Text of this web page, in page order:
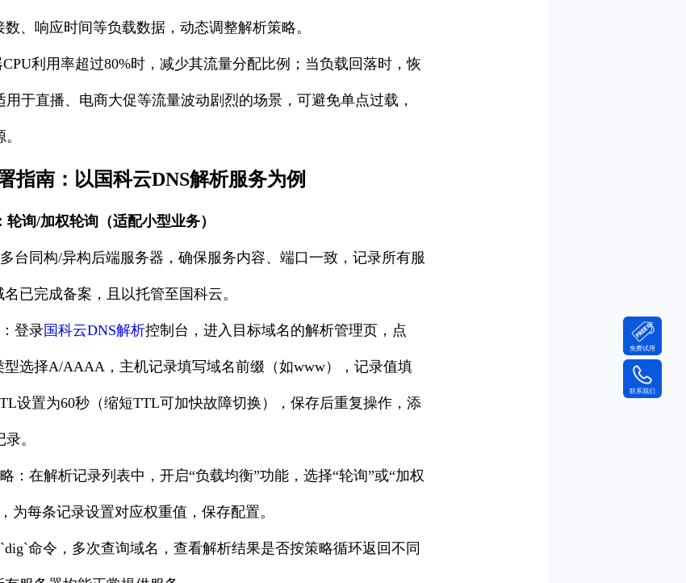
、响应时间等负载数据，动态调整解析策略。
利用率超过80%时，减少其流量分配比例；当负载回落时，恢
于直播、电商大促等流量波动剧烈的场景，可避免单点过载，
指南：以国科云DNS解析服务为例
轮询/加权轮询（适配小型业务）
台同构/异构后端服务器，确保服务内容、端口一致，记录所有服
已完成备案，且以托管至国科云。
登录国科云DNS解析控制台，进入目标域名的解析管理页，点
型选择A/AAAA，主机记录填写域名前缀（如www），记录值填
设置为60秒（缩短TTL可加快故障切换），保存后重复操作，添
。
：在解析记录列表中，开启“负载均衡”功能，选择“轮询”或“加权
为每条记录设置对应权重值，保存配置。
命令，多次查询域名，查看解析结果是否按策略循环返回不同
免费试用
联系我们